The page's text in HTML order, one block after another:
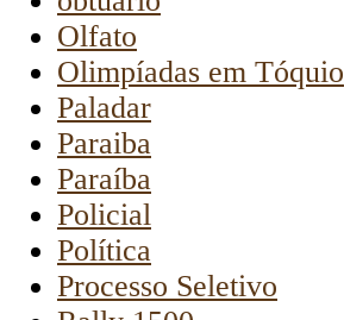
Olfato
Olimpíadas em Tóquio
Paladar
Paraiba
Paraíba
Policial
Política
Processo Seletivo